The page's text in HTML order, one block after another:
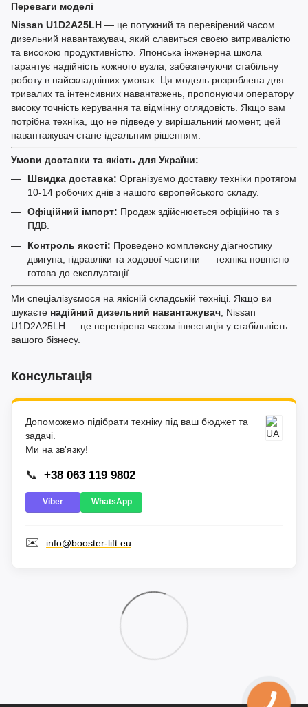
Переваги моделі
Nissan U1D2A25LH — це потужний та перевірений часом
дизельний навантажувач, який славиться своєю витривалістю
та високою продуктивністю. Японська інженерна школа
гарантує надійність кожного вузла, забезпечуючи стабільну
роботу в найскладніших умовах. Ця модель розроблена для
тривалих та інтенсивних навантажень, пропонуючи оператору
високу точність керування та відмінну оглядовість. Якщо вам
потрібна техніка, що не підведе у вирішальний момент, цей
навантажувач стане ідеальним рішенням.
Умови доставки та якість для України:
Швидка доставка: Організуємо доставку техніки протягом
10-14 робочих днів з нашого європейського складу.
Офіційний імпорт: Продаж здійснюється офіційно та з
ПДВ.
Контроль якості: Проведено комплексну діагностику
двигуна, гідравліки та ходової частини — техніка повністю
готова до експлуатації.
Ми спеціалізуємося на якісній складській техніці. Якщо ви
шукаєте надійний дизельний навантажувач , Nissan
U1D2A25LH — це перевірена часом інвестиція у стабільність
вашого бізнесу.
Консультація
Допоможемо підібрати техніку під ваш бюджет та
задачі.
Ми на зв'язку!
📞 +38 063 119 9802
Viber WhatsApp
✉️ info@booster-lift.eu